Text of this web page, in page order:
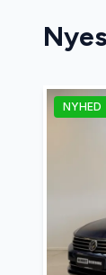
NYHED